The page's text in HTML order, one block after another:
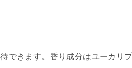
できます。香り成分はユーカリ